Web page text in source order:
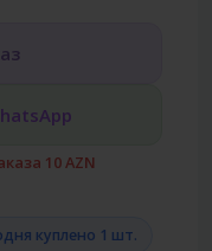
10 AZN
куплено 1 шт.